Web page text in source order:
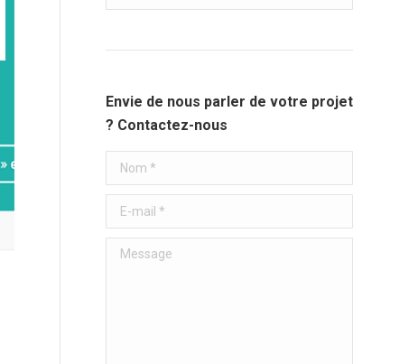
:
Envie de nous parler de votre projet
? Contactez-nous
Nom *
E-mail *
Message